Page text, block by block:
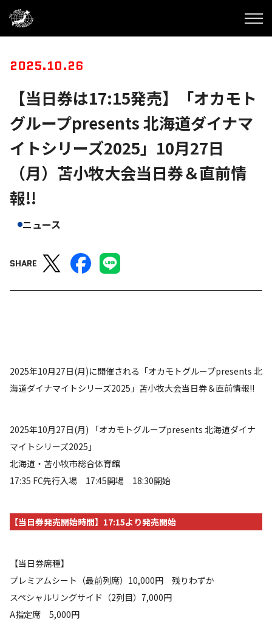
2025.10.26
【当日券は17:15発売】「オカモト
グループpresents 北海道ダイナマ
イトシリーズ2025」10月27日
（月）苫小牧大会当日券＆直前情
報!!
ニュース
SHARE
2025年10月27日(月)に開催される「オカモトグループpresents 北
海道ダイナマイトシリーズ2025」苫小牧大会当日券＆直前情報!!
2025年10月27日(月) 「オカモトグループpresents 北海道ダイナ
マイトシリーズ2025」
北海道・苫小牧市総合体育館
17:35 FC先行入場 17:45開場 18:30開始
【当日券発売開始時間】17:15より発売開始
【当日券席種】
プレミアムシート（最前列席）10,000円 残りわずか
スペシャルリングサイド（2列目）7,000円
A指定席 5,000円